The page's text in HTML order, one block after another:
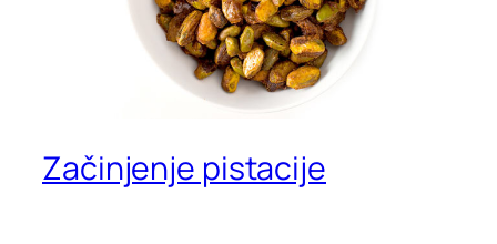
Začinjenje pistacije